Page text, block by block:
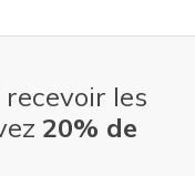
les
20% de